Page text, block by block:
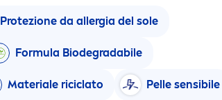
Protezione da allergia del sole
Formula Biodegradabile
Materiale riciclato Pelle sensibile